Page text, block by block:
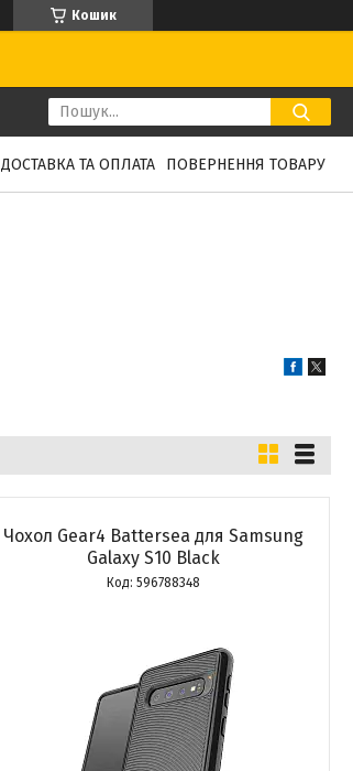
Кошик
ДОСТАВКА ТА ОПЛАТА ПОВЕРНЕННЯ ТОВАРУ
Чохол Gear4 Battersea для Samsung
Galaxy S10 Black
596788348